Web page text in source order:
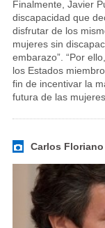
Finalmente, Javier
discapacidad que
disfrutar de los
mujeres sin
embarazo”. “Por
los Estados
fin de incentivar la
futura de las
Carlos